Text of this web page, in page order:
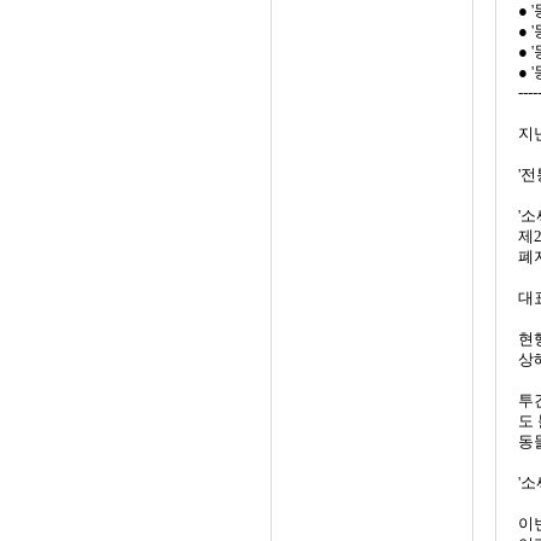
● '
● '
● '
● '
지
'전
'소
제
폐
대
현
상
투
도
동
'소
이